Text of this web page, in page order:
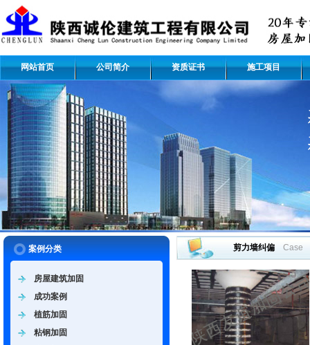
网站首页 公司简介 资质证书 施工项目
案例分类
房屋建筑加固
成功案例
植筋加固
粘钢加固
剪力墙纠偏 Case